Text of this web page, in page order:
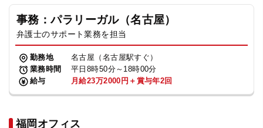
事務：パラリーガル（名古屋）
弁護士のサポート業務を担当
勤務地
名古屋（名古屋駅すぐ）
業務時間
平日8時50分～18時00分
給与
月給23万2000円＋賞与年2回
福岡オフィス